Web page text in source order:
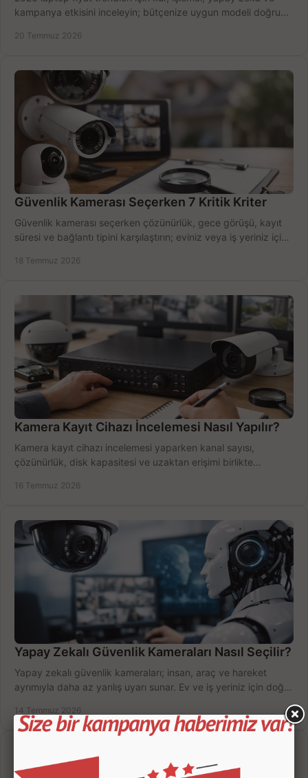
kampanya etkisini inceleyin; bütçenize uygun modeli doğru
20 Temmuz 2026
Güvenlik Kamerası Seçerken 7 Kritik Kriter
Güvenlik kamerası seçerken çözünürlük, gece görüşü, kayıt
süresi ve bağlantı tipini karşılaştırın; eviniz veya iş yeriniz için
18 Temmuz 2026
Kamera Kayıt Cihazı İncelemesi Nasıl Yapılır?
Kamera kayıt cihazı incelemesi yaparken kanal sayısı,
çözünürlük, disk kapasitesi ve uzaktan erişimi birlikte
16 Temmuz 2026
Yapay Zekalı Güvenlik Kameraları Nasıl Seçilir?
Yapay zekalı güvenlik kameraları; insan, araç ve hareket
ayrımıyla daha az yanlış uyarı sunar. Ev ve iş yeriniz için doğru
14 Temmuz 2026